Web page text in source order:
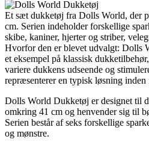
Et sæt dukketøj fra Dolls World, der
cm. Serien indeholder forskellige
skibe, kaniner, hjerter og striber,
Hvorfor den er blevet udvalgt: Dolls
et eksempel på klassisk
variere dukkens udseende og
repræsenterer en typisk løsning
Dolls World Dukketøj er designet til
omkring 41 cm og henvender sig til
Serien består af seks forskellige
og mønstre.